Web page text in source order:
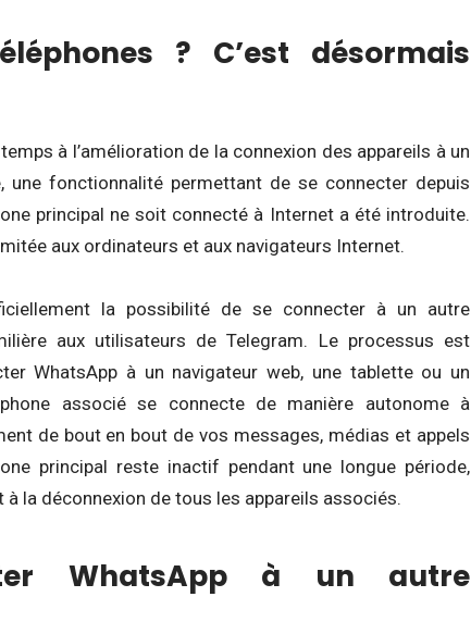
? C’est désormais
à l’amélioration de la connexion des appareils à un
une fonctionnalité permettant de se connecter depuis
principal ne soit connecté à Internet a été introduite.
aux ordinateurs et aux navigateurs Internet.
la possibilité de se connecter à un autre
aux utilisateurs de Telegram. Le processus est
WhatsApp à un navigateur web, une tablette ou un
associé se connecte de manière autonome à
de bout en bout de vos messages, médias et appels
principal reste inactif pendant une longue période,
la déconnexion de tous les appareils associés.
WhatsApp à un autre